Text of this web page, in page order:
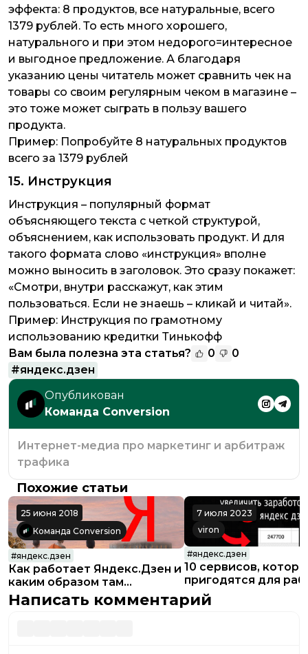
эффекта: 8 продуктов, все натуральные, всего
1379 рублей. То есть много хорошего,
натурального и при этом недорого=интересное
и выгодное предложение. А благодаря
указанию цены читатель может сравнить чек на
товары со своим регулярным чеком в магазине –
это тоже может сыграть в пользу вашего
продукта.
Пример: Попробуйте 8 натуральных продуктов
всего за 1379 рублей
15. Инструкция
Инструкция – популярный формат
объясняющего текста с четкой структурой,
объяснением, как использовать продукт. И для
такого формата слово «инструкция» вполне
можно выносить в заголовок. Это сразу покажет:
«Смотри, внутри расскажут, как этим
пользоваться. Если не знаешь – кликай и читай».
Пример: Инструкция по грамотному
использованию кредитки Тинькофф
Вам была полезна эта статья?
0
0
#яндекс.дзен
Опубликован
Команда Conversion
Интернет-медиа про маркетинг и арбитраж
трафика
Похожие статьи
25 июня 2018
Команда Conversion
#яндекс.дзен
Как работает Яндекс.Дзен и
каким образом там
продвигаться и
зарабатывать
7 июля 2023
viron
#яндекс.дзен
10 сервисов,
пригодятся для
Яндекс.Дзен
Написать комментарий